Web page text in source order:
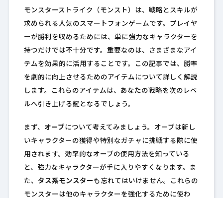
モンスターストライク（モンスト）は、戦略とスキルが
求められる人気のスマートフォンゲームです。プレイヤ
ーが勝利を収めるためには、単に強力なキャラクターを
持つだけでは不十分です。重要なのは、さまざまなアイ
テムを効果的に活用することです。この記事では、勝率
を劇的に向上させるためのアイテムについて詳しく解説
します。これらのアイテムは、あなたの戦略を次のレベ
ルへ引き上げる鍵となるでしょう。
まず、 オーブ について考えてみましょう。オーブは新し
いキャラクターの獲得や特別なガチャに挑戦する際に使
用されます。効率的なオーブの使用方法を知っている
と、強力なキャラクターが手に入りやすくなります。ま
た、 タス系モンスター も忘れてはいけません。これらの
モンスターは他のキャラクターを強化するために使わ